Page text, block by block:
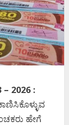
2026 :
ಹೇಗೆ